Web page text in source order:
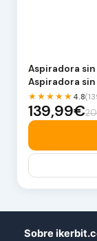
Aspiradora sin
Aspiradora sin
★★★★★ 4.8
139,99€
Sobre